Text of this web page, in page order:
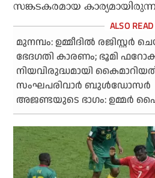
സങ്കടകരമായ
മുനമ്പം: ഉമ്മീദില്‍
ഭേദഗതി കാരണം; ഭൂമി
നിയവിരുദ്ധമായി
സംഘപരിവാര്‍ ബുള്‍ഡോസര്‍
അജണ്ടയുടെ ഭാഗം: ഉമ്മര്‍